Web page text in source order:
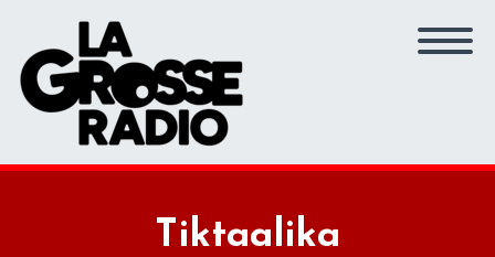
Tiktaalika